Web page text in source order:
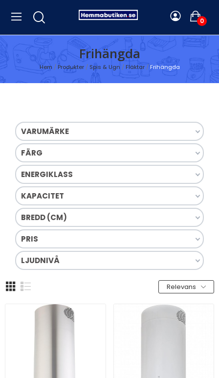
0
Frihängda
Hem Produkter Spis & Ugn Fläktar Frihängda
VARUMÄRKE
FÄRG
ENERGIKLASS
KAPACITET
BREDD (CM)
PRIS
LJUDNIVÅ
Relevans